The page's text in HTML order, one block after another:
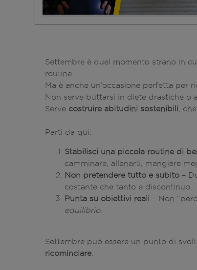
Settembre è quel momento strano in
routine.
Ma è anche un’occasione perfetta per
Non serve buttarsi in diete drastiche o
Serve costruire abitudini sostenibili ,
Parti da qui:
Stabilisci una piccola routine di
camminare, allenarti, mangiare
Non pretendere tutto e subito –
costante che tanto e discontinuo.
Punta su obiettivi reali – Non
equilibrio.
Settembre può essere un punto di
ricominciare